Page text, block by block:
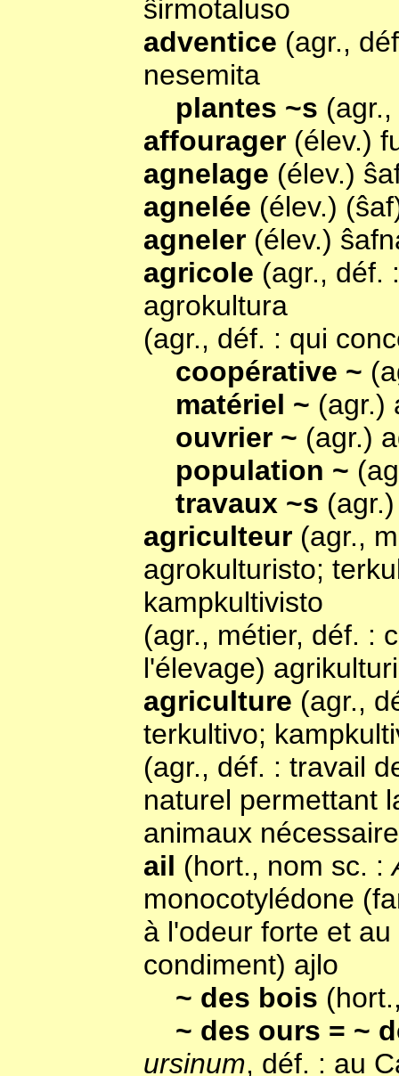
ŝirmotaluso
adventice (agr.,
nesemita
plantes ~s
affourager (élev.)
agnelage (élev.)
agnelée (élev.)
agneler (élev.)
agricole (agr., déf.
agrokultura
(agr., déf. : qui
coopérative ~
matériel ~ (agr.)
ouvrier ~ (agr.)
population ~
travaux ~s
agriculteur (agr.,
agrokulturisto;
kampkultivisto
(agr., métier, déf. :
l'élevage)
agriculture (agr.,
terkultivo;
(agr., déf. : travail
naturel permettant
animaux
ail (hort., nom sc. :
monocotylédone
à l'odeur forte et
condiment) ajlo
~ des bois
~ des ours = ~
ursinum, déf. : au